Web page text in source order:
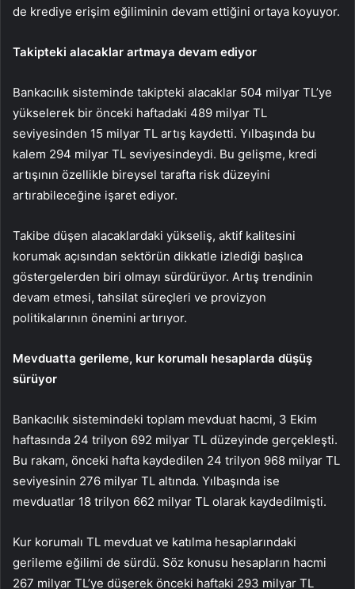
de krediye erişim eğiliminin devam ettiğini ortaya koyuyor.
Takipteki alacaklar artmaya devam ediyor
Bankacılık sisteminde takipteki alacaklar 504 milyar TL’ye
yükselerek bir önceki haftadaki 489 milyar TL
seviyesinden 15 milyar TL artış kaydetti. Yılbaşında bu
kalem 294 milyar TL seviyesindeydi. Bu gelişme, kredi
artışının özellikle bireysel tarafta risk düzeyini
artırabileceğine işaret ediyor.
Takibe düşen alacaklardaki yükseliş, aktif kalitesini
korumak açısından sektörün dikkatle izlediği başlıca
göstergelerden biri olmayı sürdürüyor. Artış trendinin
devam etmesi, tahsilat süreçleri ve provizyon
politikalarının önemini artırıyor.
Mevduatta gerileme, kur korumalı hesaplarda düşüş
sürüyor
Bankacılık sistemindeki toplam mevduat hacmi, 3 Ekim
haftasında 24 trilyon 692 milyar TL düzeyinde gerçekleşti.
Bu rakam, önceki hafta kaydedilen 24 trilyon 968 milyar TL
seviyesinin 276 milyar TL altında. Yılbaşında ise
mevduatlar 18 trilyon 662 milyar TL olarak kaydedilmişti.
Kur korumalı TL mevduat ve katılma hesaplarındaki
gerileme eğilimi de sürdü. Söz konusu hesapların hacmi
267 milyar TL’ye düşerek önceki haftaki 293 milyar TL